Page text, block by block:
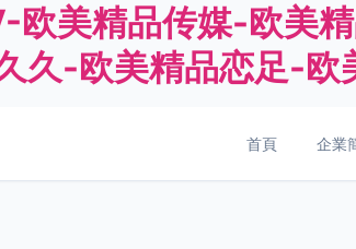
美精品传媒-欧美
久-欧美精品恋足-欧
首頁 企業